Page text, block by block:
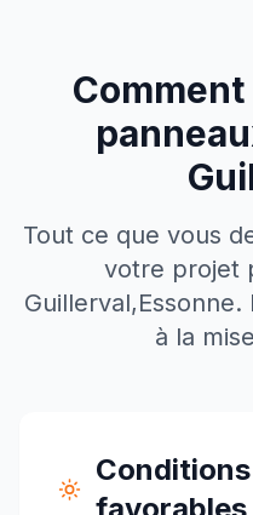
Tout ce que vous
votre projet
Guillerval,Essonne.
à la